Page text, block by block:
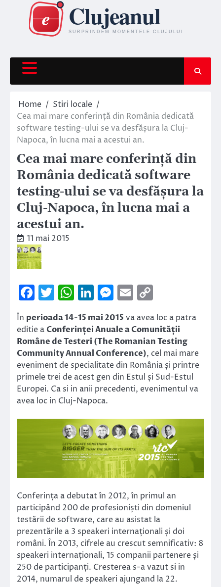
content
Home
Stiri locale
Cea mai mare conferință din România dedicată
software testing-ului se va desfășura la Cluj-
Napoca, în lucna mai a acestui an.
Cea mai mare conferință din
România dedicată software
testing-ului se va desfășura la
Cluj-Napoca, în lucna mai a
acestui an.
11 mai 2015
Facebook
Twitter
WhatsApp
LinkedIn
Messenger
Email
Link
În perioada 14-15 mai 2015 va avea loc a patra
editie a Conferinței Anuale a Comunității
Române de Testeri (The Romanian Testing
Community Annual Conference), cel mai mare
eveniment de specialitate din România și printre
primele trei de acest gen din Estul și Sud-Estul
Europei. Ca si in anii precedenti, evenimentul va
avea loc in Cluj-Napoca.
Conferința a debutat în 2012, în primul an
participând 200 de profesioniști din domeniul
testării de software, care au asistat la
prezentările a 3 speakeri internaționali și doi
români. În 2013, cifrele au crescut semnificativ: 8
speakeri internaționali, 15 companii partenere și
250 de participanți. Cresterea s-a vazut si in
2014, numarul de speakeri ajungand la 22.